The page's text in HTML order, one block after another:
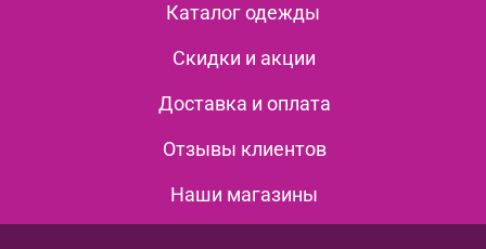
Каталог одежды
Скидки и акции
Доставка и оплата
Отзывы клиентов
Наши магазины